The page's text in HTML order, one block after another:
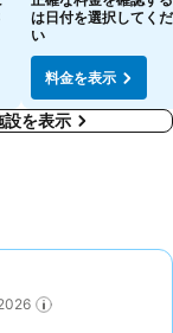
は日付を選択してく
い
料金を表示
設を表示